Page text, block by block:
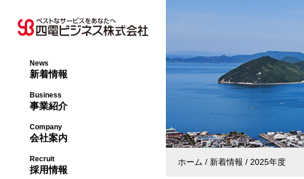
News
新着情報
Business
事業紹介
オフィス事業本部
ライフサポート事業本部
エネルギー事業本部
Company
会社案内
社長メッセージ・行動指針
会社概要・沿革
事業内容・許認可登録
Recruit
採用情報
ホーム 新着情報 2025年度